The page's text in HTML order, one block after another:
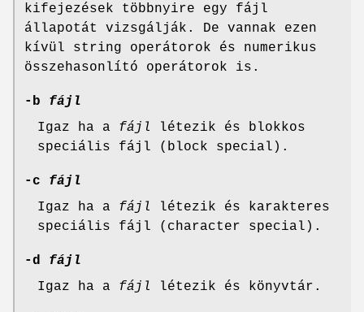
kifejezések többnyire egy fájl
állapotát vizsgálják. De vannak ezen
kívül string operátorok és numerikus
összehasonlító operátorok is.
-b fájl
Igaz ha a fájl
létezik és blokkos
speciális fájl (block special).
-c fájl
Igaz ha a fájl
létezik és karakteres
speciális fájl (character special).
-d fájl
Igaz ha a fájl létezik és könyvtár.